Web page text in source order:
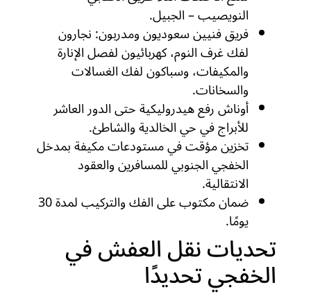
النويصيب – الجبيل.
فريق فنيين سعوديون ومدربون: نجارون
لفك غرف النوم، كهربائيون لفصل الإنارة
والمكيفات، وسباكون لفك الغسالات
والسخانات.
أوناش رفع هيدروليكية حتى الدور العاشر
للأبراج في حي الخالدية والشاطئ.
تخزين مؤقت في مستودعات مكيفة بمدخل
الخفجي الجنوبي للمسافرين والعقود
الانتقالية.
ضمان مكتوب على الفك والتركيب لمدة 30
يومًا.
تحديات نقل العفش في
الخفجي تحديدًا